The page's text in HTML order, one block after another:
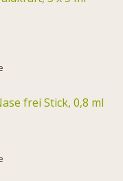
frei Stick, 0,8 ml